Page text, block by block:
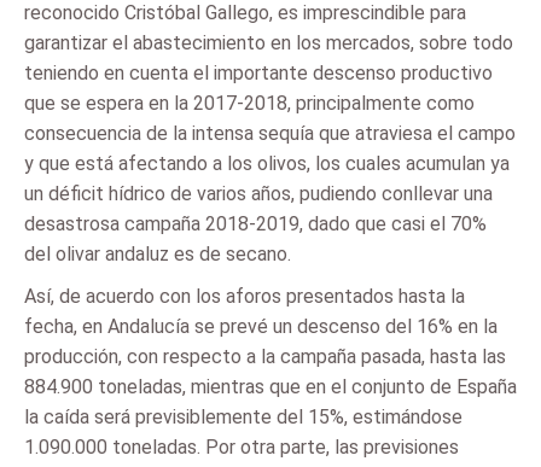
reconocido Cristóbal Gallego, es imprescindible para
garantizar el abastecimiento en los mercados, sobre todo
teniendo en cuenta el importante descenso productivo
que se espera en la 2017-2018, principalmente como
consecuencia de la intensa sequía que atraviesa el campo
y que está afectando a los olivos, los cuales acumulan ya
un déficit hídrico de varios años, pudiendo conllevar una
desastrosa campaña 2018-2019, dado que casi el 70%
del olivar andaluz es de secano.
Así, de acuerdo con los aforos presentados hasta la
fecha, en Andalucía se prevé un descenso del 16% en la
producción, con respecto a la campaña pasada, hasta las
884.900 toneladas, mientras que en el conjunto de España
la caída será previsiblemente del 15%, estimándose
1.090.000 toneladas. Por otra parte, las previsiones